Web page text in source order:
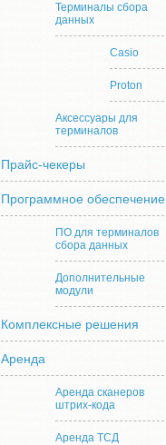
Терминалы сбора
данных
Casio
Proton
Аксессуары для
терминалов
Прайс-чекеры
Программное обеспечение
ПО для терминалов
сбора данных
Дополнительные
модули
Комплексные решения
Аренда
Аренда сканеров
штрих-кода
Аренда ТСД